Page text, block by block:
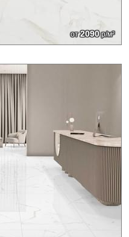
от2090р/м²